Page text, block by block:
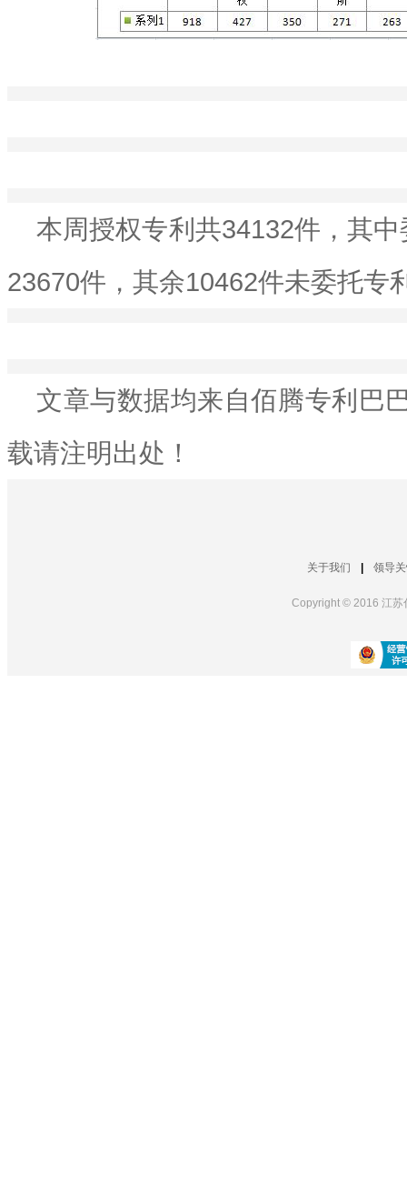
本周授权专利共34132件，其
23670件，其余10462件未委托专
文章与数据均来自佰腾专利巴
载请注明出处！
关于我们 领导
Copyright © 2016 江苏